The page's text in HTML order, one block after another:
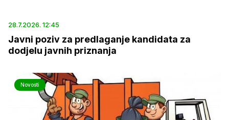
28.7.2026. 12:45
Javni poziv za predlaganje kandidata za
dodjelu javnih priznanja
Novosti